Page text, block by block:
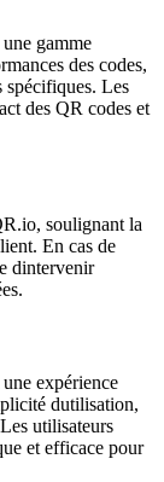
gamme
des codes,
spécifiques. Les
des QR codes et
soulignant la
En cas de
dintervenir
expérience
dutilisation,
utilisateurs
et efficace pour